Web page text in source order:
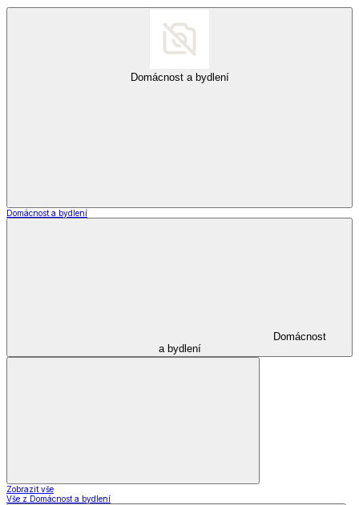
Domácnost a bydlení
Domácnost a bydlení
Domácnost
a bydlení
Zobrazit vše
Vše z Domácnost a bydlení